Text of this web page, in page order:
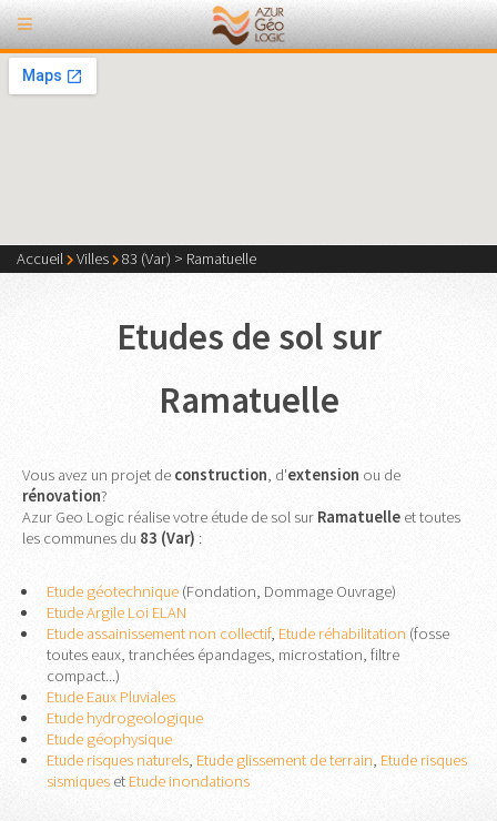
Accueil Villes 83 (Var) > Ramatuelle
Etudes de sol sur
Ramatuelle
Vous avez un projet de construction , d'extension ou de
rénovation?
Azur Geo Logic réalise votre étude de sol sur Ramatuelle et toutes
les communes du 83 (Var) :
Etude géotechnique(Fondation, Dommage Ouvrage)
Etude Argile Loi ELAN
Etude assainissement non collectif, Etude réhabilitation (fosse
toutes eaux, tranchées épandages, microstation, filtre
compact...)
Etude Eaux Pluviales
Etude hydrogeologique
Etude géophysique
Etude risques naturels, Etude glissement de terrain, Etude risques
sismiqueset Etude inondations